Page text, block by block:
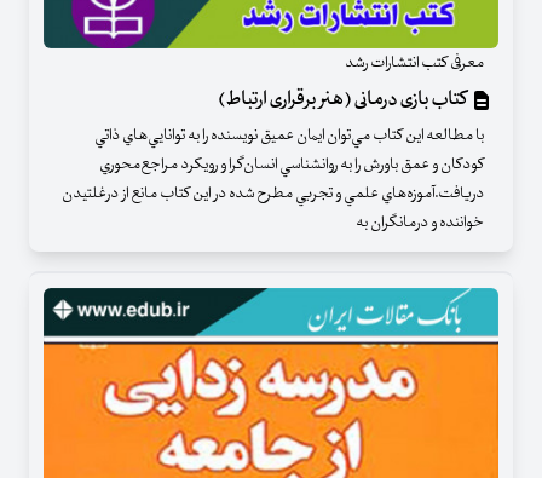
معرفی کتب انتشارات رشد
کتاب بازی درمانی (هنر برقراری ارتباط)
با مطالعه اين كتاب مي‌توان ايمان عميق نويسنده را به توانايي‌هاي ذاتي
كودكان و عمق باورش را به روانشناسي انسان‌گرا و رويكرد مراجع‌محوري
دريافت.آموزه‌هاي علمي و تجربي مطرح شده در اين كتاب مانع از درغلتيدن
خواننده و درمانگران به